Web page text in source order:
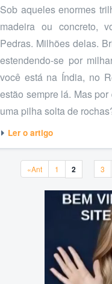
Sob aqueles enormes
madeira ou concreto,
Pedras. Milhões delas.
estendendo-se por
você está na Índia, no
estão sempre lá. Mas
uma pilha solta de
Ler o artigo
«Ant«Ant1 2 3